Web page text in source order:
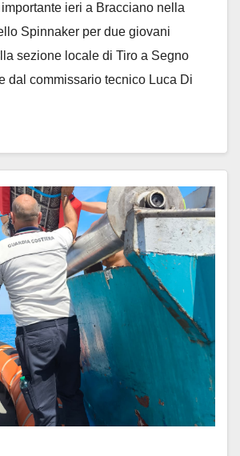
ieri a Bracciano nella
Spinnaker per due giovani
sezione locale di Tiro a Segno
dal commissario tecnico Luca Di